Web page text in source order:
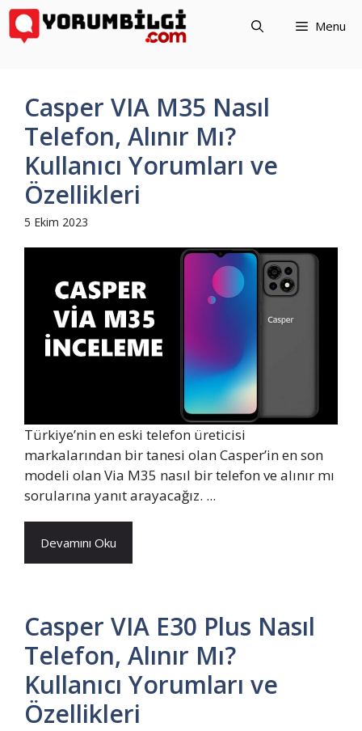
İçeriğe
atla
Menu
Casper VIA M35 Nasıl
Telefon, Alınır Mı?
Kullanıcı Yorumları ve
Özellikleri
5 Ekim 2023
Türkiye’nin en eski telefon üreticisi
markalarından bir tanesi olan Casper’in en son
modeli olan Via M35 nasıl bir telefon ve alınır mı
sorularına yanıt arayacağız. ...
Devamını Oku
Casper VIA E30 Plus Nasıl
Telefon, Alınır Mı?
Kullanıcı Yorumları ve
Özellikleri